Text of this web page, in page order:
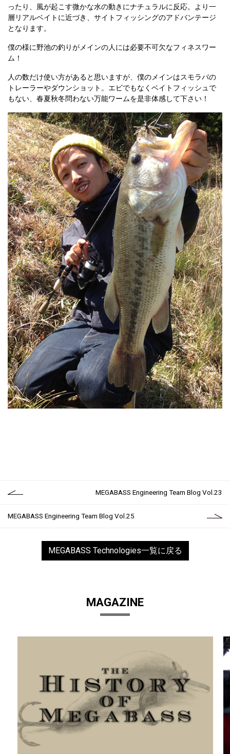
ったり、風が起こす微かな水の動きにナチュラルに反応。より一
層リアルベイトに近づき、サイトフィッシングのアドバンテージ
となります。
僕の様に野池の釣りがメインの人には必要不可欠なフィネスワー
ム！
人の数だけ使い方があると思いますが、僕のメインはスモラバの
トレーラーやダウンショット。エビでもなくベイトフィッシュで
もない、春夏秋冬問わない万能ワームを是非体感して下さい！
MEGABASS Engineering Team Blog Vol.23
MEGABASS Engineering Team Blog Vol.25
MEGABASS Technologies一覧に戻る
MAGAZINE